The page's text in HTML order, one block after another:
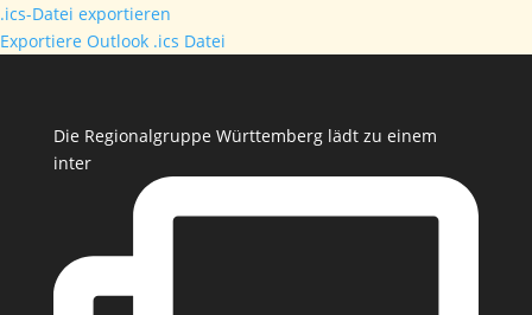
.ics-Datei exportieren
Exportiere Outlook .ics Datei
Die Regionalgruppe Württemberg lädt zu einem
inter